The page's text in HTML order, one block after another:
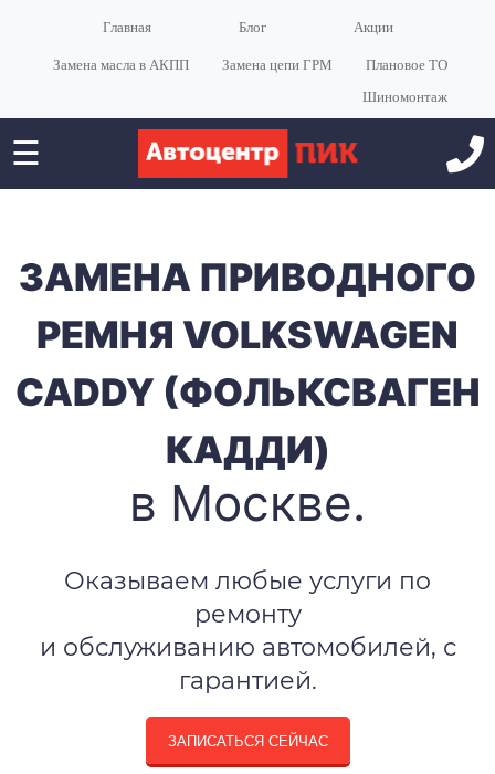
Главная Блог Акции
Замена масла в АКПП Замена цепи ГРМ
Плановое ТО
Шиномонтаж
☰
ЗАМЕНА ПРИВОДНОГО
РЕМНЯ VOLKSWAGEN
CADDY (ФОЛЬКСВАГЕН
КАДДИ)
в Москве.
Оказываем любые услуги по
ремонту
и обслуживанию автомобилей, с
гарантией.
ЗАПИСАТЬСЯ СЕЙЧАС